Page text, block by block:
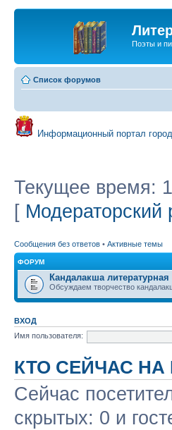
Поэты и
Список форумов
Информационный портал
Текущее время:
[ Модераторский
Сообщения без ответов • Активные темы
ФОРУМ
Кандалакша литературная
Обсуждаем творчество
ВХОД
Имя пользователя:
КТО СЕЙЧАС
Сейчас
скрытых: 0 и